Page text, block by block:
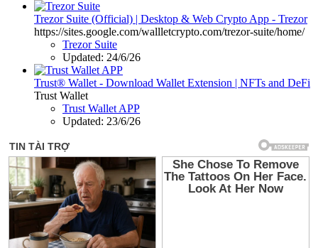
Trezor Suite (Official) | Desktop & Web Crypto App - Trezor
https://sites.google.com/wallletcrypto.com/trezor-suite/home/
Trezor Suite
Updated: 24/6/26
Trust® Wallet - Download Wallet Extension | NFTs and DeFi
Trust Wallet
Trust Wallet APP
Updated: 23/6/26